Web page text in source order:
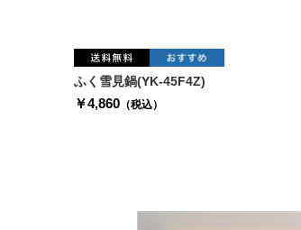
ふく雪見鍋(YK-45F4Z)
￥4,860 （税込）